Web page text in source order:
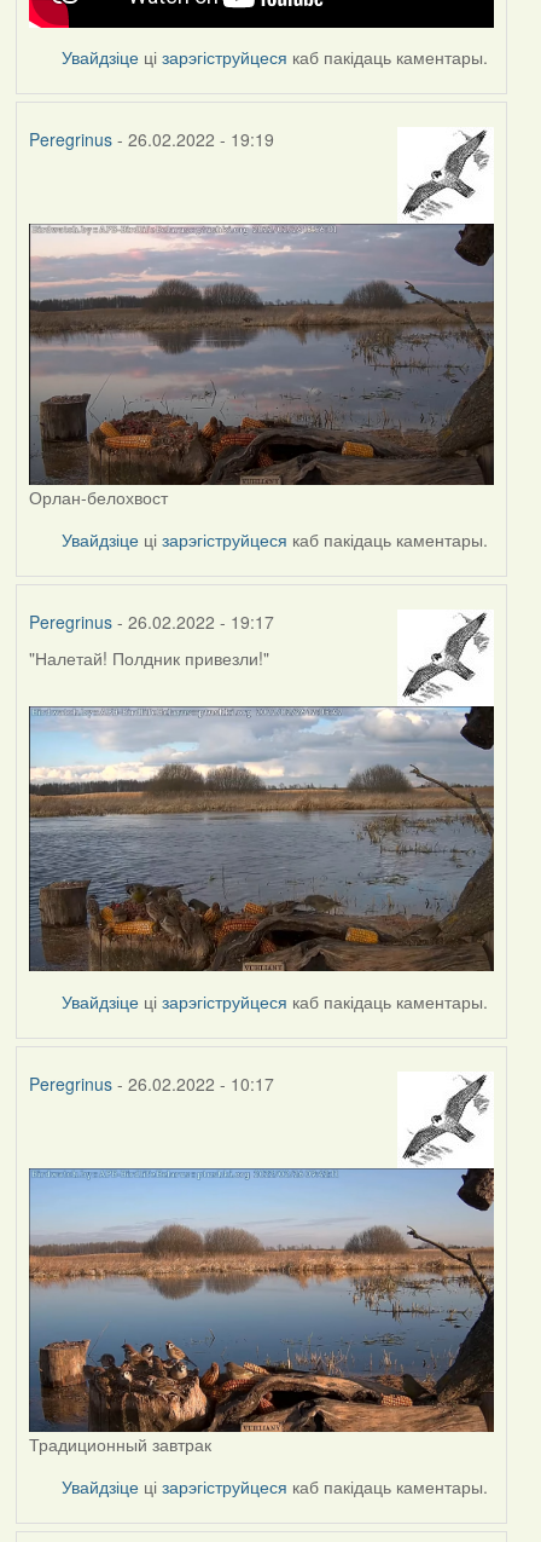
Увайдзіце цізарэгіструйцеся каб пакідаць каментары.
Peregrinus- 26.02.2022 - 19:19
Орлан-белохвост
Увайдзіце цізарэгіструйцеся каб пакідаць каментары.
Peregrinus- 26.02.2022 - 19:17
"Налетай! Полдник привезли!"
Увайдзіце цізарэгіструйцеся каб пакідаць каментары.
Peregrinus- 26.02.2022 - 10:17
Традиционный завтрак
Увайдзіце цізарэгіструйцеся каб пакідаць каментары.